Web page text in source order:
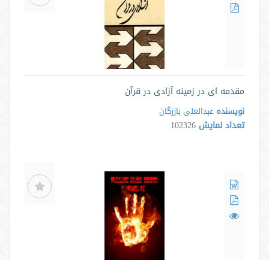
مقدمه ای در زمینه آزادی در قرآن
نویسنده عبدالعلی بازرگان
تعداد نمایش 102326